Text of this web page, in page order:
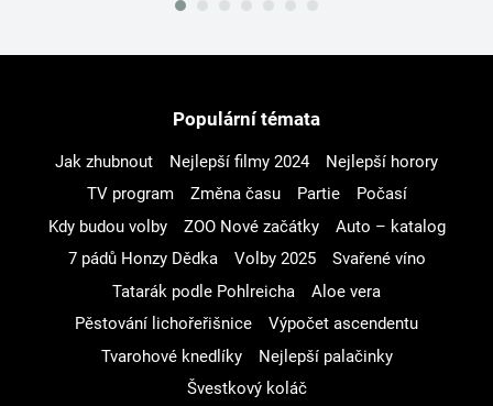
Populární témata
Jak zhubnout Nejlepší filmy 2024
Nejlepší horory
TV program
Změna času Partie
Počasí
Kdy budou volby
ZOO Nové začátky
Auto – katalog
7 pádů Honzy Dědka
Volby 2025
Svařené víno
Tatarák podle Pohlreicha
Aloe vera
Pěstování lichořeřišnice
Výpočet ascendentu
Tvarohové knedlíky
Nejlepší palačinky
Švestkový koláč